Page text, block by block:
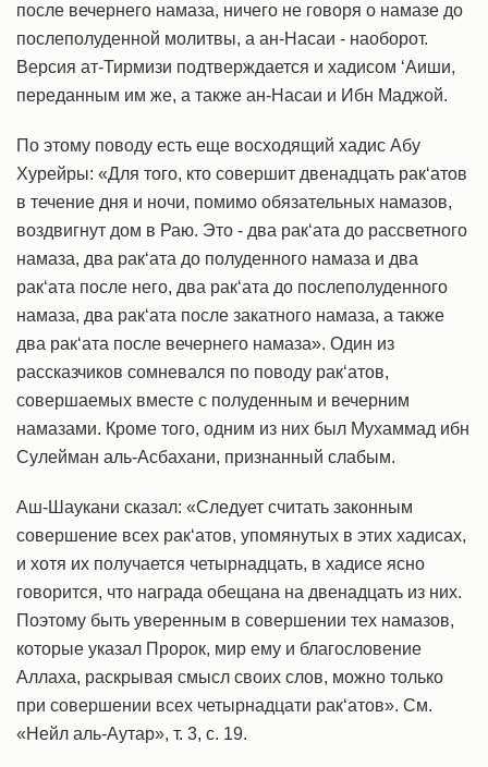
после вечернего намаза, ничего не говоря о намазе до
послеполуденной молитвы, а ан-Насаи - наоборот.
Версия ат-Тирмизи подтверждается и хадисом ‘Аиши,
переданным им же, а также ан-Насаи и Ибн Маджой.
По этому поводу есть еще восходящий хадис Абу
Хурейры: «Для того, кто совершит двенадцать рак‘атов
в течение дня и ночи, помимо обязательных намазов,
воздвигнут дом в Раю. Это - два рак‘ата до рассветного
намаза, два рак‘ата до полуденного намаза и два
рак‘ата после него, два рак‘ата до послеполуденного
намаза, два рак‘ата после закатного намаза, а также
два рак‘ата после вечернего намаза». Один из
рассказчиков сомневался по поводу рак‘атов,
совершаемых вместе с полуденным и вечерним
намазами. Кроме того, одним из них был Мухаммад ибн
Сулейман аль-Асбахани, признанный слабым.
Аш-Шаукани сказал: «Следует считать законным
совершение всех рак‘атов, упомянутых в этих хадисах,
и хотя их получается четырнадцать, в хадисе ясно
говорится, что награда обещана на двенадцать из них.
Поэтому быть уверенным в совершении тех намазов,
которые указал Пророк, мир ему и благословение
Аллаха, раскрывая смысл своих слов, можно только
при совершении всех четырнадцати рак‘атов». См.
«Нейл аль-Аутар», т. 3, с. 19.